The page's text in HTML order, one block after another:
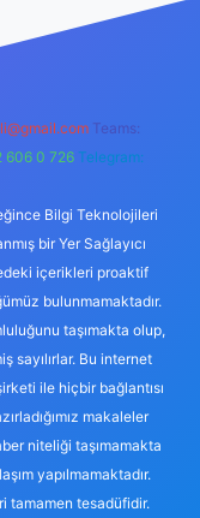
Teams:
606 0 726 Telegram:
Bilgi Teknolojileri
bir Yer Sağlayıcı
içerikleri proaktif
bulunmamaktadır.
taşımakta olup,
sayılırlar. Bu internet
ile hiçbir bağlantısı
makaleler
niteliği taşımamakta
yapılmamaktadır.
tamamen tesadüfidir.